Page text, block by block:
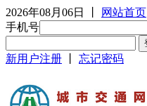
2026年08月06日 网站首页
手机号
新用户注册 忘记密码